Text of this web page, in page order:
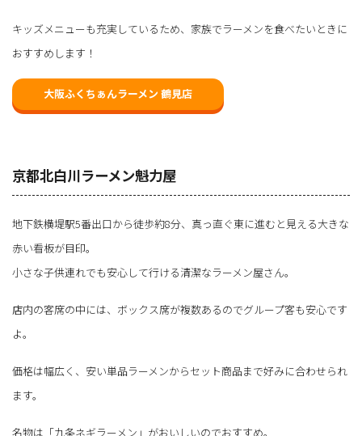
キッズメニューも充実しているため、家族でラーメンを食べたいときに
おすすめします！
大阪ふくちぁんラーメン 鶴見店
京都北白川ラーメン魁力屋
地下鉄横堤駅5番出口から徒歩約8分、真っ直ぐ東に進むと見える大きな
赤い看板が目印。
小さな子供連れでも安心して行ける清潔なラーメン屋さん。
店内の客席の中には、ボックス席が複数あるのでグループ客も安心です
よ。
価格は幅広く、安い単品ラーメンからセット商品まで好みに合わせられ
ます。
名物は「九条ネギラーメン」がおいしいのでおすすめ。